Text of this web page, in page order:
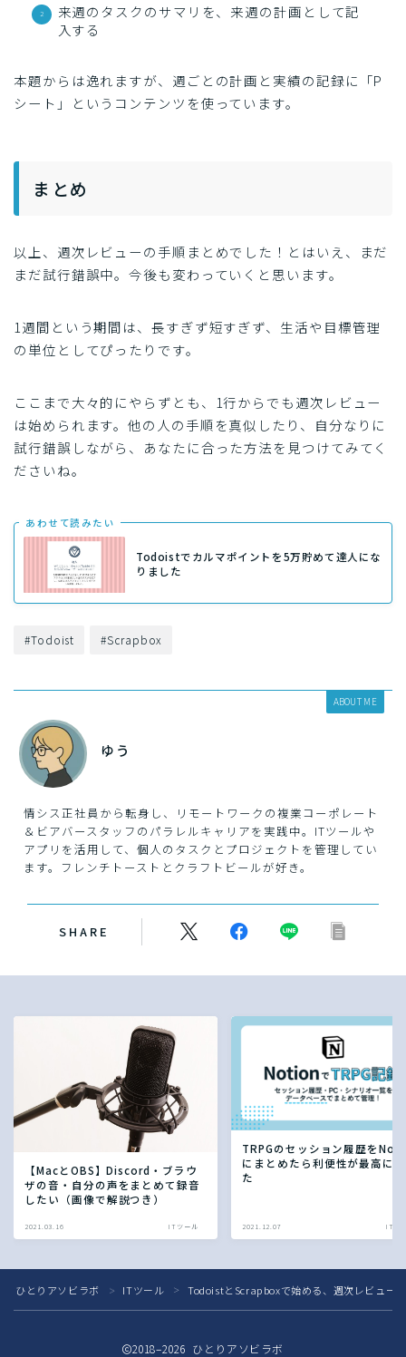
来週のタスクのサマリを、来週の計画として記
入する
本題からは逸れますが、週ごとの計画と実績の記録に「P
シート」というコンテンツを使っています。
まとめ
以上、週次レビューの手順まとめでした！とはいえ、まだ
まだ試行錯誤中。今後も変わっていくと思います。
1週間という期間は、長すぎず短すぎず、生活や目標管理
の単位としてぴったりです。
ここまで大々的にやらずとも、1行からでも週次レビュー
は始められます。他の人の手順を真似したり、自分なりに
試行錯誤しながら、あなたに合った方法を見つけてみてく
ださいね。
あわせて読みたい
Todoistでカルマポイントを5万貯めて達人にな
りました
#Todoist #Scrapbox
ABOUT ME
ゆう
情シス正社員から転身し、リモートワークの複業コーポレート
＆ビアバースタッフのパラレルキャリアを実践中。ITツールや
アプリを活用して、個人のタスクとプロジェクトを管理してい
ます。フレンチトーストとクラフトビールが好き。
SHARE
【MacとOBS】Discord・ブラウ
ザの音・自分の声をまとめて録音
したい（画像で解説つき）
2021.03.16 ITツール
TRPGのセッション履歴を
にまとめたら利便性が最高に
た
2021.12.07 ITツ
ひとりアソビラボ ＞ ITツール ＞ TodoistとScrapboxで始める、週次レビュー
2018–2026 ひとりアソビラボ